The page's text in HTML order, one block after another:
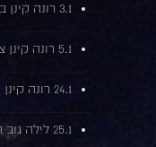
3.1 רונה קינן ברלה להבות חביבה
5.1 רונה קינן צוללת צהובה ירושלים
24.1 רונה קינן זאפה תל אביב
25.1 לילה גוב היכל התרבות תל אביב